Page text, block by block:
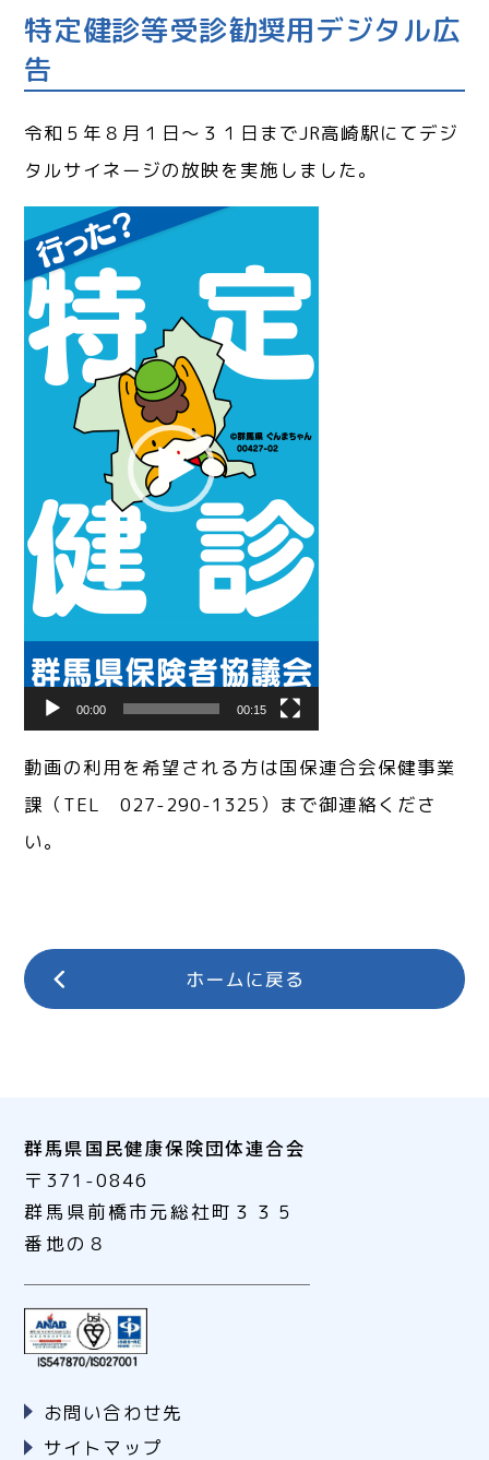
特定健診等受診勧奨用デジタル広
告
令和５年８月１日～３１日までJR高崎駅にてデジ
タルサイネージの放映を実施しました。
画
プ
レ
ー
00:00 00:15
動画の利用を希望される方は国保連合会保健事業
課（TEL 027-290-1325）まで御連絡くださ
い。
群馬県国民健康保険団体連合会
〒371-0846
群馬県前橋市元総社町３３５
番地の８
お問い合わせ先
サイトマップ